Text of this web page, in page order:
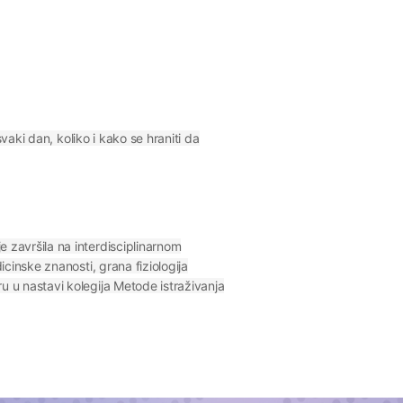
dan, koliko i kako se hraniti da
završila na interdisciplinarnom
znanosti, grana fiziologija
u nastavi kolegija Metode istraživanja